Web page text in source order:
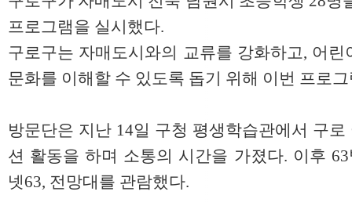
프로그램을 실시했다.
구로구는 자매도시와의 교류를 강화하고, 어
문화를 이해할 수 있도록 돕기 위해 이번 프로
방문단은 지난 14일 구청 평생학습관에서 구
션 활동을 하며 소통의 시간을 가졌다. 이후
넷63, 전망대를 관람했다.